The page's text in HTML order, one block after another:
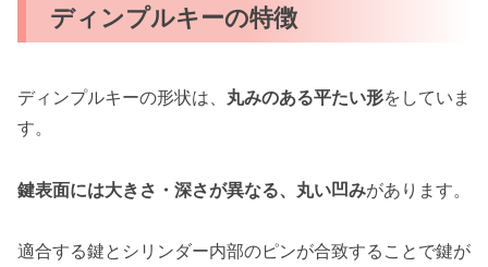
ディンプルキーの特徴
ディンプルキーの形状は、 丸みのある平たい形をしていま
す。
鍵表面には大きさ・深さが異なる、丸い凹みがあります。
適合する鍵とシリンダー内部のピンが合致することで鍵が